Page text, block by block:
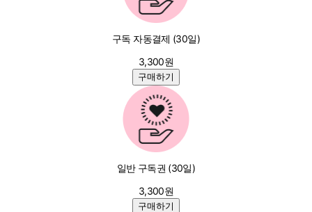
구독 자동결제 (30일)
3,300원
구매하기
일반 구독권 (30일)
3,300원
구매하기